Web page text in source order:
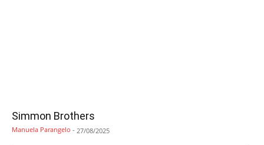
Simmon Brothers
Manuela Parangelo - 27/08/2025